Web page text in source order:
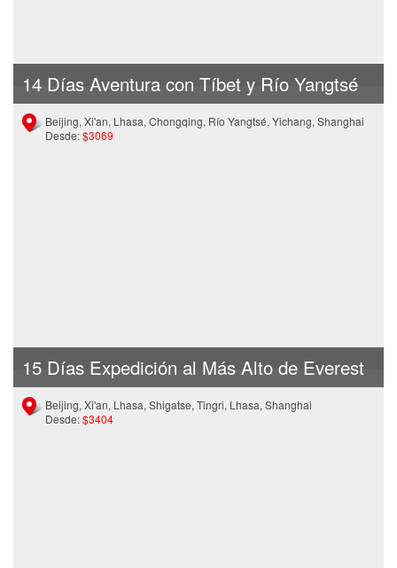
14 Días Aventura con Tíbet y Río Yangtsé
Beijing, Xi'an, Lhasa, Chongqing, Río Yangtsé, Yichang, Shanghai
Desde:$3069
15 Días Expedición al Más Alto de Everest
Beijing, Xi'an, Lhasa, Shigatse, Tingri, Lhasa, Shanghai
Desde:$3404